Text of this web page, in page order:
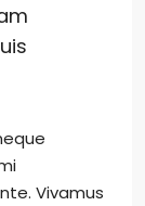
Vivamus